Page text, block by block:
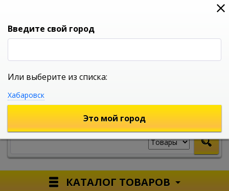
0
УНИВЕРСАЛЬНЫЙ ИНТЕРНЕТ МАГАЗИН
КАТАЛОГ ТОВАРОВ
Введите свой город
Или выберите из списка:
Хабаровск
Это мой город